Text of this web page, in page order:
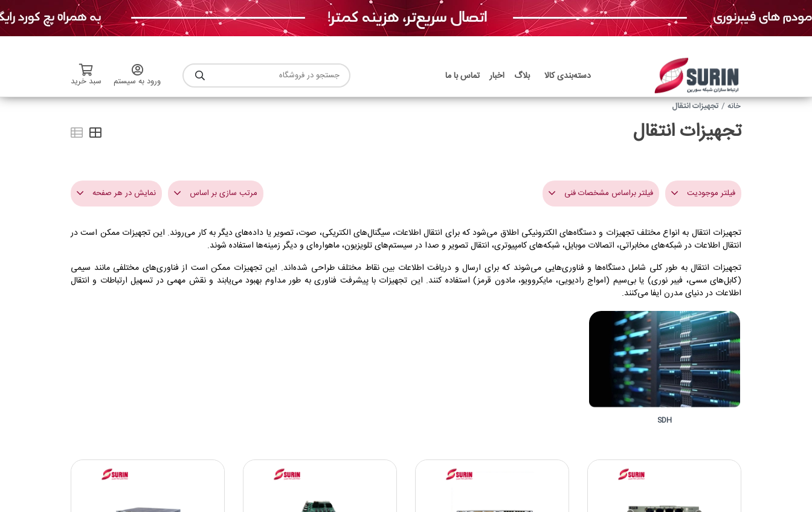
دسته‌بندی‌ کالا بلاگ اخبار تماس با ما ورود به سیستم
سبد خرید
خانه
تجهیزات انتقال
تجهیزات انتقال
فیلتر موجودیت فیلتر براساس مشخصات فنی
کاربرد
STM1
جایگاه در GPON
لاین ترمینال
تعداد کارت سرویس -
قابل نصب
3
تعداد پورت
4* GE
مرتب سازی بر اساس
گران ترین
مرتبط ترین
پربازدیدترین
نمایش در هر صفحه
3
9
تجهیزات انتقال به انواع مختلف تجهیزات و دستگاه‌های الکترونیکی اطلاق می‌شود که برای انتقال اطلاعات، سیگنال‌های الکتریکی، صوت، تصویر یا داده‌های دیگر به کار می‌روند. این تجهیزات ممکن است در
انتقال اطلاعات در شبکه‌های مخابراتی، اتصالات موبایل، شبکه‌های کامپیوتری، انتقال تصویر و صدا در سیستم‌های تلویزیون، ماهواره‌ای و دیگر زمینه‌ها استفاده شوند.
تجهیزات انتقال به طور کلی شامل دستگاه‌ها و فناوری‌هایی می‌شوند که برای ارسال و دریافت اطلاعات بین نقاط مختلف طراحی شده‌اند. این تجهیزات ممکن است از فناوری‌های مختلفی مانند سیمی
(کابل‌های مسی، فیبر نوری) یا بی‌سیم (امواج رادیویی، مایکروویو، مادون قرمز) استفاده کنند. این تجهیزات با پیشرفت فناوری به طور مداوم بهبود می‌یابند و نقش مهمی در تسهیل ارتباطات و انتقال
اطلاعات در دنیای مدرن ایفا می‌کنند.
SDH